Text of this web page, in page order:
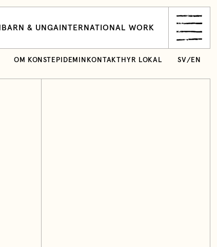
BARN & UNGA INTERNATIONAL WORK
OM KONSTEPIDEMIN KONTAKT HYR LOKAL SV/ EN